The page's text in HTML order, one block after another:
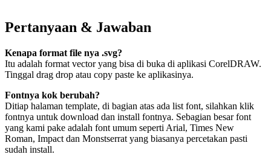
Pertanyaan & Jawaban
Kenapa format file nya .svg?
Itu adalah format vector yang bisa di buka di aplikasi CorelDRAW.
Tinggal drag drop atau copy paste ke aplikasinya.
Fontnya kok berubah?
Ditiap halaman template, di bagian atas ada list font, silahkan klik
fontnya untuk download dan install fontnya. Sebagian besar font
yang kami pake adalah font umum seperti Arial, Times New
Roman, Impact dan Monstserrat yang biasanya percetakan pasti
sudah install.